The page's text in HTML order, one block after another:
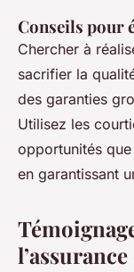
Conseils pour
Chercher à
sacrifier la
des garanties
Utilisez les
opportunités
en garantissant